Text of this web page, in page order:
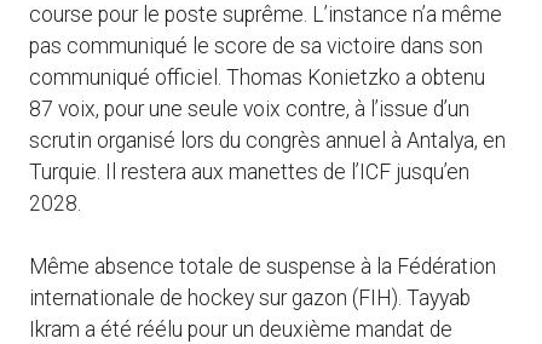
course pour le poste suprême. L’instance n’a même
pas communiqué le score de sa victoire dans son
communiqué officiel. Thomas Konietzko a obtenu
87 voix, pour une seule voix contre, à l’issue d’un
scrutin organisé lors du congrès annuel à Antalya, en
Turquie. Il restera aux manettes de l’ICF jusqu’en
2028.
Même absence totale de suspense à la Fédération
internationale de hockey sur gazon (FIH). Tayyab
Ikram a été réélu pour un deuxième mandat de